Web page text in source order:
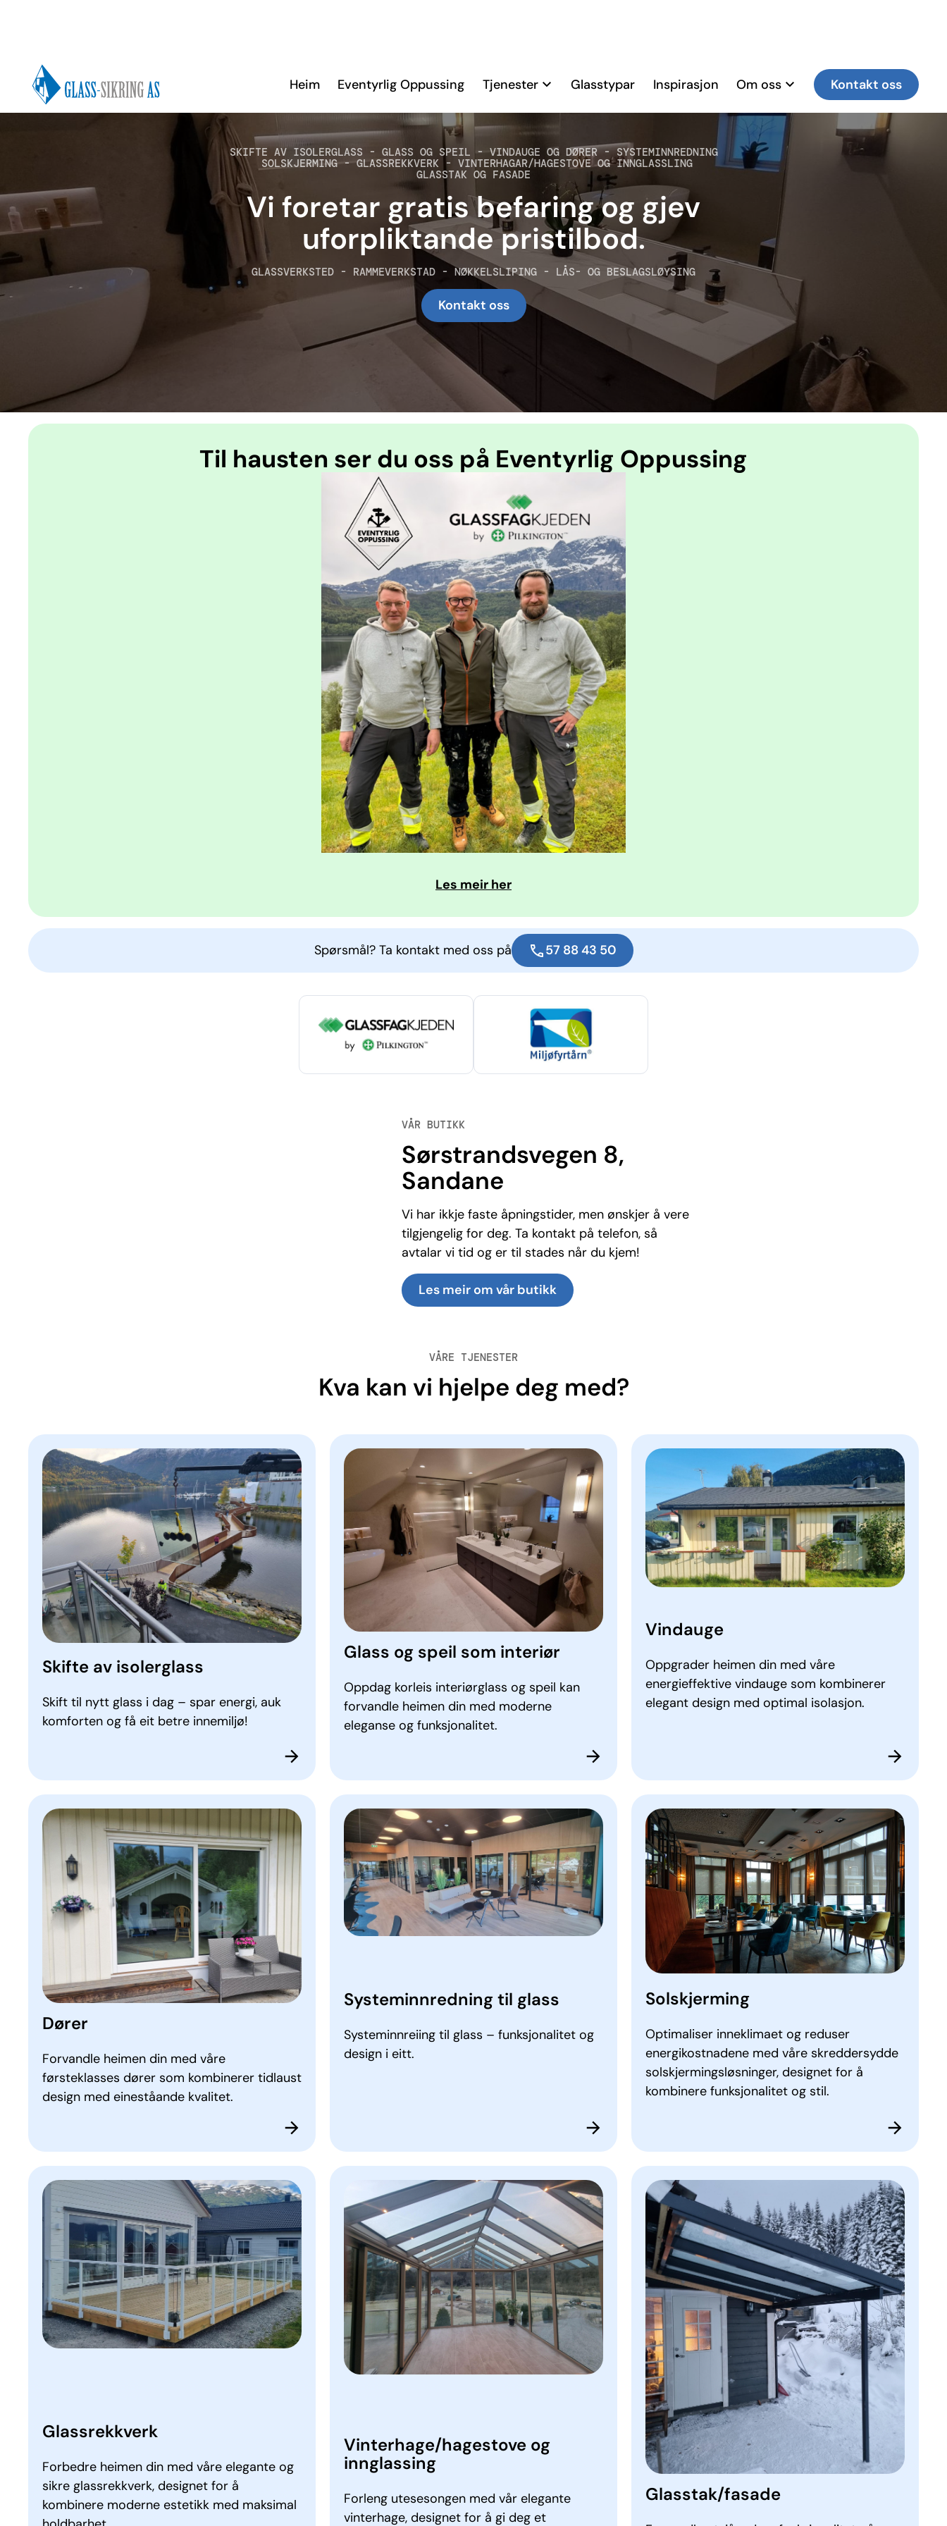
Heim Eventyrlig Oppussing Tjenester Glasstypar Inspirasjon Om oss Kontakt oss
No items found.
SKIFTE AV ISOLERGLASS - GLASS OG SPEIL - VINDAUGE OG DØRER - SYSTEMINNREDNING
SOLSKJERMING - GLASSREKKVERK - VINTERHAGAR/HAGESTOVE OG INNGLASSLING
GLASSTAK OG FASADE
Vi foretar gratis befaring og gjev
uforpliktande pristilbod.
GLASSVERKSTED - RAMMEVERKSTAD - NØKKELSLIPING - LÅS- OG BESLAGSLØYSING
Kontakt oss
Til hausten ser du oss på Eventyrlig Oppussing
Les meir her
Spørsmål? Ta kontakt med oss på 57 88 43 50
VÅR BUTIKK
Sørstrandsvegen 8,
Sandane
Vi har ikkje faste åpningstider, men ønskjer å vere
tilgjengelig for deg. Ta kontakt på telefon, så
avtalar vi tid og er til stades når du kjem!
Les meir om vår butikk
VÅRE TJENESTER
Kva kan vi hjelpe deg med?
Skifte av isolerglass
Skift til nytt glass i dag – spar energi, auk
komforten og få eit betre innemiljø!
Glass og speil som interiør
Oppdag korleis interiørglass og speil kan
forvandle heimen din med moderne
eleganse og funksjonalitet.
Vindauge
Oppgrader heimen din med våre
energieffektive vindauge som kombinerer
elegant design med optimal isolasjon.
Dører
Forvandle heimen din med våre
førsteklasses dører som kombinerer tidlaust
design med eineståande kvalitet.
Systeminnredning til glass
Systeminnreiing til glass – funksjonalitet og
design i eitt.
Solskjerming
Optimaliser inneklimaet og reduser
energikostnadene med våre skreddersydde
solskjermingsløsninger, designet for å
kombinere funksjonalitet og stil.
Glass­rekk­verk
Forbedre heimen din med våre elegante og
sikre glassrekkverk, designet for å
kombinere moderne estetikk med maksimal
Vinterhage/­hagestove og
innglassing
Forleng utesesongen med vår elegante
vinterhage, designet for å gi deg et
Glasstak/­fasade